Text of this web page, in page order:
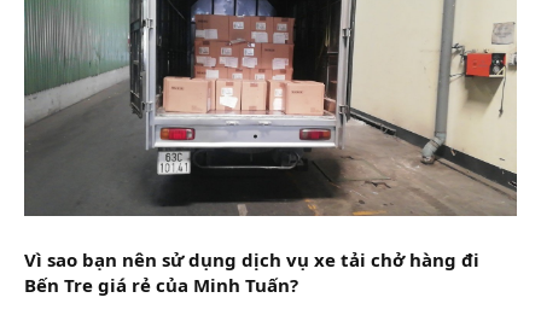
Vì sao bạn nên sử dụng dịch vụ xe tải chở hàng đi
Bến Tre giá rẻ của Minh Tuấn?